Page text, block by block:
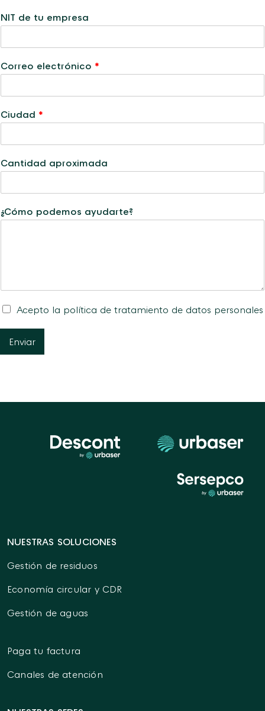
a
y
d
r
e
C
n
i
C
NIT de tu empresa
Correo electrónico *
Ciudad *
Cantidad aproximada
¿Cómo podemos ayudarte?
Acepto la política de tratamiento de datos personales
Enviar
NUESTRAS SOLUCIONES
Gestión de residuos
Economía circular y CDR
Gestión de aguas
Paga tu factura
Canales de atención